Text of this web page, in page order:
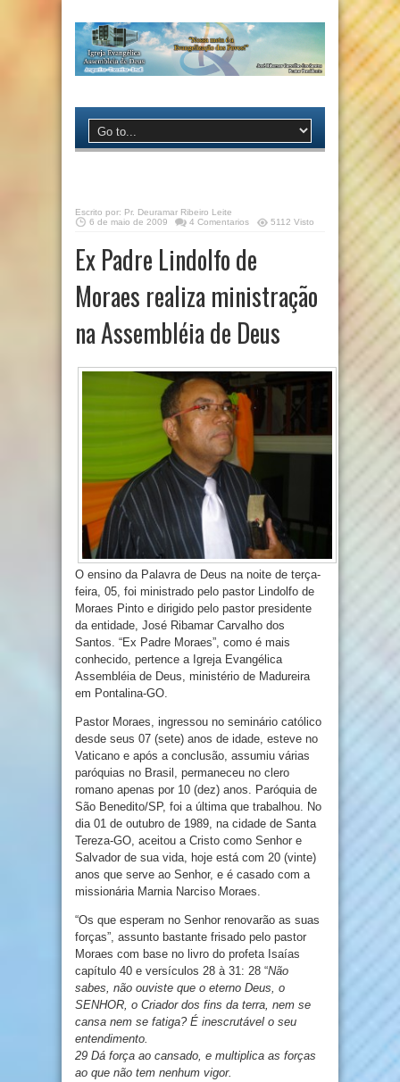
Escrito por: Pr. Deuramar Ribeiro Leite
6 de maio de 2009
4 Comentarios 5112 Visto
Ex Padre Lindolfo de
Moraes realiza ministração
na Assembléia de Deus
O ensino da Palavra de Deus na noite de terça-
feira, 05, foi ministrado pelo pastor Lindolfo de
Moraes Pinto e dirigido pelo pastor presidente
da entidade, José Ribamar Carvalho dos
Santos. “Ex Padre Moraes”, como é mais
conhecido, pertence a Igreja Evangélica
Assembléia de Deus, ministério de Madureira
em Pontalina-GO.
Pastor Moraes, ingressou no seminário católico
desde seus 07 (sete) anos de idade, esteve no
Vaticano e após a conclusão, assumiu várias
paróquias no Brasil, permaneceu no clero
romano apenas por 10 (dez) anos. Paróquia de
São Benedito/SP, foi a última que trabalhou. No
dia 01 de outubro de 1989, na cidade de Santa
Tereza-GO, aceitou a Cristo como Senhor e
Salvador de sua vida, hoje está com 20 (vinte)
anos que serve ao Senhor, e é casado com a
missionária Marnia Narciso Moraes.
“Os que esperam no Senhor renovarão as suas
forças”, assunto bastante frisado pelo pastor
Moraes com base no livro do profeta Isaías
capítulo 40 e versículos 28 à 31: 28 “Não
sabes, não ouviste que o eterno Deus, o
SENHOR, o Criador dos fins da terra, nem se
cansa nem se fatiga? É inescrutável o seu
entendimento.
29 Dá força ao cansado, e multiplica as forças
ao que não tem nenhum vigor.